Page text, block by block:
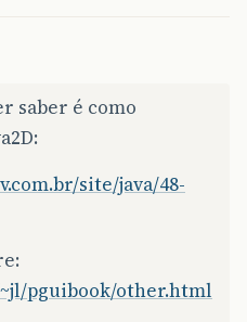
saber é como
site/java/48-
pguibook/other.html